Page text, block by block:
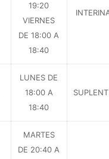
19:20
VIERNES
DE 18:00 A
18:40
LUNES DE
18:00 A
18:40
MARTES
DE 20:40 A